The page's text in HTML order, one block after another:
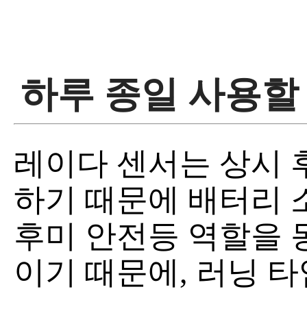
하루 종일 사용
레이다 센서는 상시
하기 때문에 배터리
후미 안전등 역할을
이기 때문에, 러닝